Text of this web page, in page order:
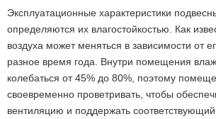
Эксплуатационные характеристики
определяются их влагостойкостью. Как
воздуха может меняться в зависимости от
разное время года. Внутри помещения
колебаться от 45% до 80%, поэтому
своевременно проветривать, чтобы
вентиляцию и поддержать